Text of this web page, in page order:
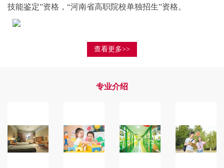
技能鉴定”资格，“河南省高职院校单独招生”资格。
查看更多>>
专业介绍